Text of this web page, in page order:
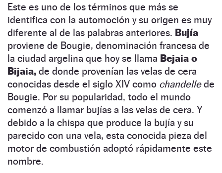
Este es uno de los términos que más se
identifica con la automoción y su origen es muy
diferente al de las palabras anteriores. Bujía
proviene de Bougie, denominación francesa de
la ciudad argelina que hoy se llama Bejaia o
Bijaia, de donde provenían las velas de cera
conocidas desde el siglo XIV como chandellede
Bougie. Por su popularidad, todo el mundo
comenzó a llamar bujías a las velas de cera. Y
debido a la chispa que produce la bujía y su
parecido con una vela, esta conocida pieza del
motor de combustión adoptó rápidamente este
nombre.